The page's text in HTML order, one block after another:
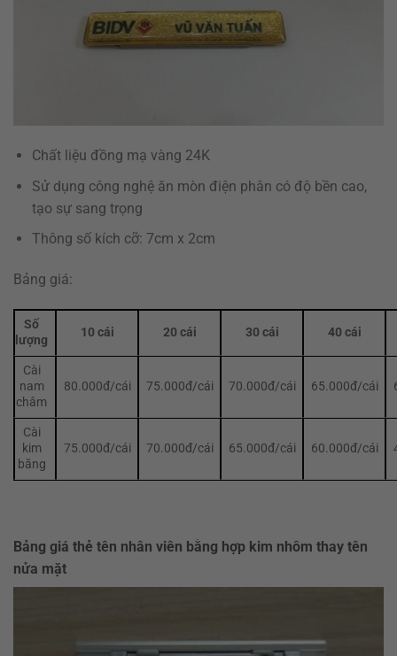
Chất liệu đồng mạ vàng 24K
Sử dụng công nghệ ăn mòn điện phân có độ bền cao,
tạo sự sang trọng
Thông số kích cỡ: 7cm x 2cm
Bảng giá:
Số
lượng
10 cái 20 cái 30 cái 40 cái
Cài
nam
châm
80.000đ/cái 75.000đ/cái 70.000đ/cái 65.000đ/cái
Cài
kim
băng
75.000đ/cái 70.000đ/cái 65.000đ/cái 60.000đ/cái
Bảng giá thẻ tên nhân viên bằng hợp kim nhôm thay tên
nửa mặt